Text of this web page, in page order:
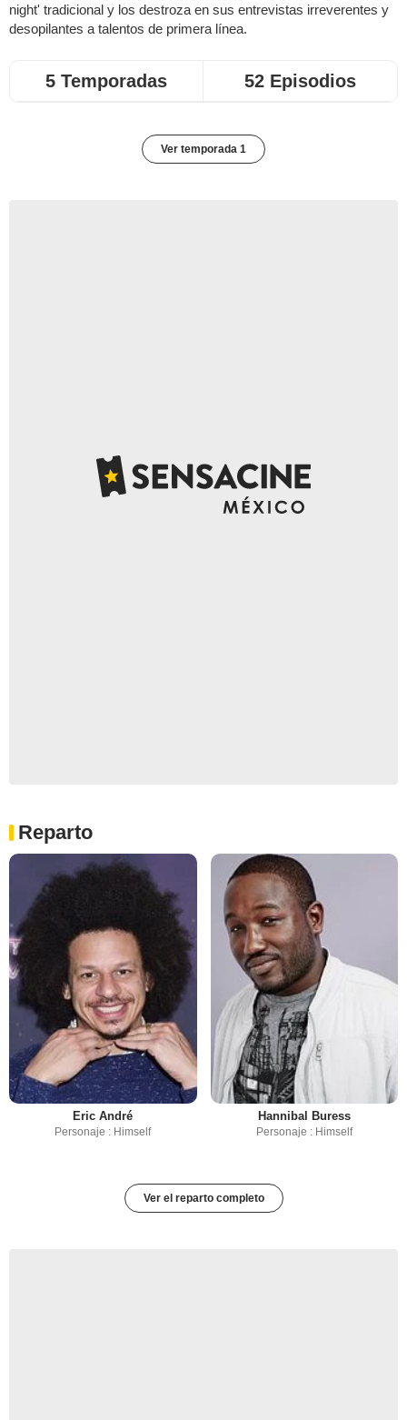
night' tradicional y los destroza en sus entrevistas irreverentes y
desopilantes a talentos de primera línea.
5 Temporadas 52 Episodios
Ver temporada 1
Reparto
Eric André
Personaje : Himself
Hannibal Buress
Personaje : Himself
Ver el reparto completo